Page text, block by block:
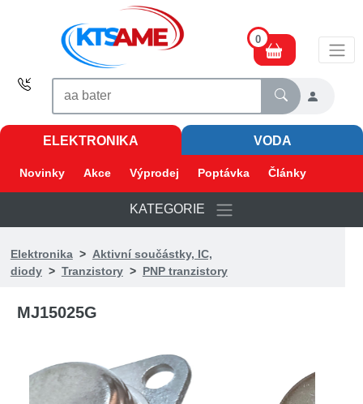
0
ELEKTRONIKA VODA
Novinky Akce Výprodej Poptávka Články
KATEGORIE
Elektronika> Aktivní součástky, IC,
diody> Tranzistory> PNP tranzistory
MJ15025G